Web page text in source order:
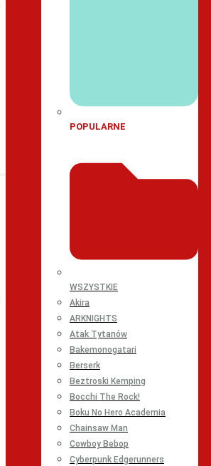
POPULARNE
WSZYSTKIE
Akira
ARKNIGHTS
Atak Tytanów
Bakemonogatari
Berserk
Beztroski Kemping
Bocchi The Rock!
Boku No Hero Academia
Chainsaw Man
Cowboy Bebop
Cyberpunk Edgerunners